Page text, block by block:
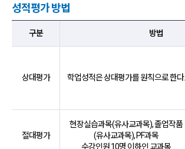
성적평가 방법
구분 방법
상대평가 학업성적은 상대평가를 원칙으로 한다.
절대평가
현장실습과목(유사교과목), 졸업작품
(유사교과목), PF과목
수강인원 10명 이하인 교과목